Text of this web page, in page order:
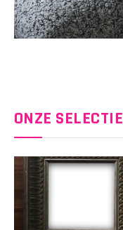
ONZE SELECTIE